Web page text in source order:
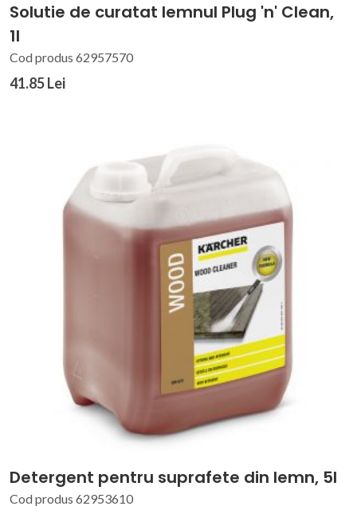
Solutie de curatat lemnul Plug 'n' Clean,
1l
Cod produs 62957570
41.85 Lei
Detergent pentru suprafete din lemn, 5l
Cod produs 62953610